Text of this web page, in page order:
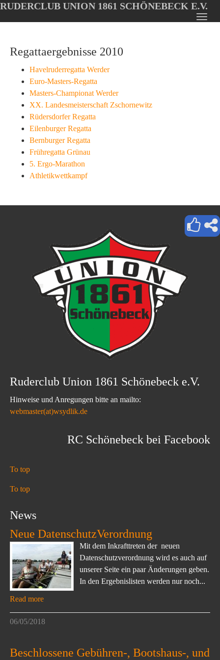
Oops, an error occurred! Code: 202608081802000d9885c4
main
RUDERCLUB UNION 1861 SCHÖNEBECK E.V.
Regattaergebnisse 2010
Havelruderregatta Werder
Euro-Masters-Regatta
Masters-Championat Werder
XX. Landesmeisterschaft Zschornewitz
Rüdersdorfer Regatta
Eilenburger Regatta
Bernburger Regatta
Frühregatta Grünau
5. Ergo-Marathon
Athletikwettkampf
Ruderclub Union 1861 Schönebeck e.V.
Hinweise und Anregungen bitte an mailto:
webmaster(at)wsydlik.de
RC Schönebeck bei Facebook
To top
To top
News
Neue DatenschutzVerordnung
Mit dem Inkrafttreten der neuen
Datenschutzverordnung wird es auch auf
unserer Seite ein paar Änderungen geben.
In den Ergebnislisten werden nur noch...
Read more
06/05/2018
Beschlossene Gebühren-, Bootshaus-, und